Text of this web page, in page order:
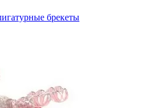
брекеты